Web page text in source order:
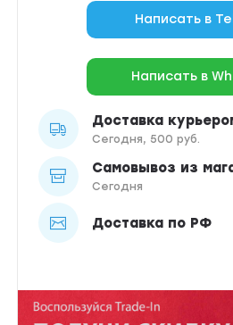
Написать в
Написать в
Доставка
Сегодня, 500 руб.
Самовывоз из
Сегодня
Доставка по РФ